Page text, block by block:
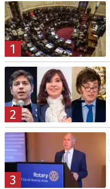
1
2
3